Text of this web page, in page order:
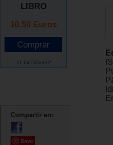
LIBRO
10.50 Euros
11.64 Dólares*
Compartir en:
Save